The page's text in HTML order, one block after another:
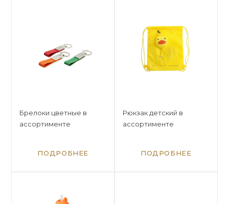
Брелоки цветные в
ассортименте
ПОДРОБНЕЕ
Рюкзак детский в
ассортименте
ПОДРОБНЕЕ